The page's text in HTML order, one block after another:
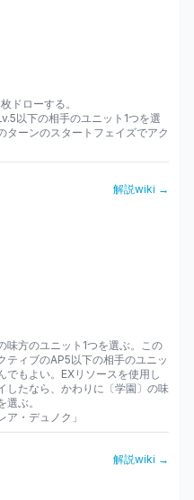
ドローする。
以下の相手のユニット1つを選
ターンのスタートフェイズでアク
解説wiki →
味方のユニット1つを選ぶ。この
ティブのAP5以下の相手のユニッ
でもよい。EXリソースを使用し
したなら、かわりに〔学園〕の味
ぶ。
ア・デュノク」
解説wiki →